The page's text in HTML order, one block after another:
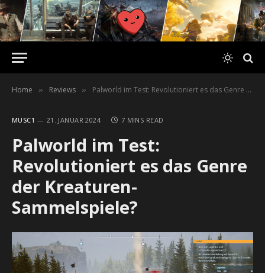
Home » Reviews » Palworld im Test: Revolutioniert es das Genre der Kreaturen-Sammelspiele?
MUSC1 21. JANUAR 2024 7 MINS READ
Palworld im Test:
Revolutioniert es das Genre
der Kreaturen-
Sammelspiele?